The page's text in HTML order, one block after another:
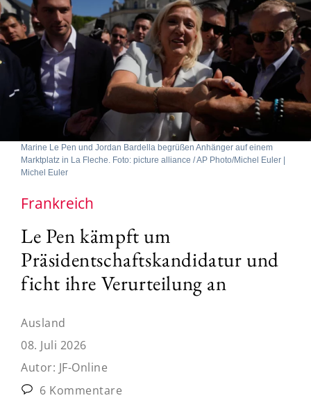
Marine Le Pen und Jordan Bardella begrüßen Anhänger auf einem
Marktplatz in La Fleche. Foto: picture alliance / AP Photo/Michel Euler |
Michel Euler
Frankreich
Le Pen kämpft um
Präsidentschaftskandidatur und
ficht ihre Verurteilung an
Ausland
08. Juli 2026
Autor: JF-Online
6 Kommentare